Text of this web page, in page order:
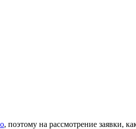
, поэтому на рассмотрение заявки,